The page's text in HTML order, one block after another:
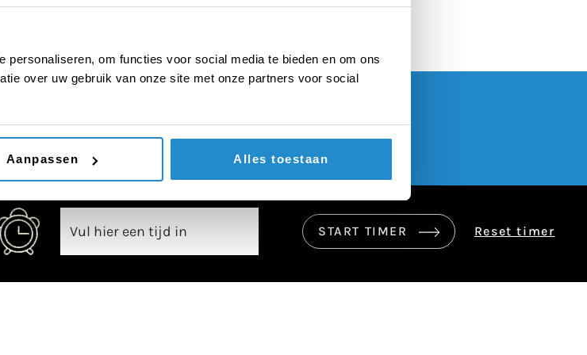
personaliseren, om functies voor social media te bieden en om ons
over uw gebruik van onze site met onze partners voor social
Aanpassen Alles toestaan
START TIMER Reset timer